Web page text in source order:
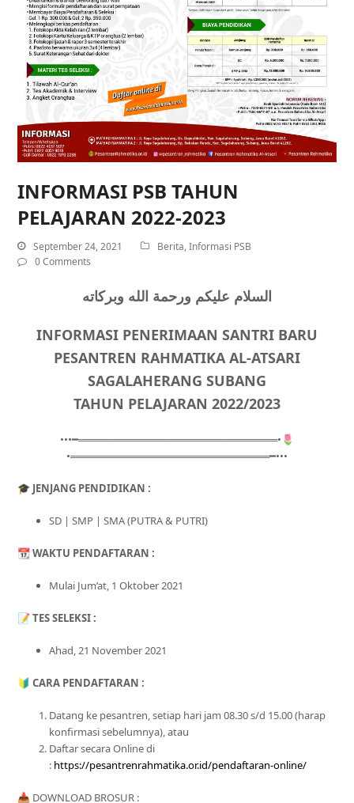
INFORMASI PSB TAHUN
PELAJARAN 2022-2023
September 24, 2021 Berita,Informasi PSB
0 Comments
السلام عليكم ورحمة الله وبركاته
INFORMASI PENERIMAAN SANTRI BARU
PESANTREN RAHMATIKA AL-ATSARI
SAGALAHERANG SUBANG
TAHUN PELAJARAN 2022/2023
•••━════════════════════════════•🌷
•════════════════════════════━•••
🎓 JENJANG PENDIDIKAN :
SD | SMP | SMA (PUTRA & PUTRI)
📆WAKTU PENDAFTARAN :
Mulai Jum’at, 1 Oktober 2021
📝TES SELEKSI :
Ahad, 21 November 2021
🔰 CARA PENDAFTARAN :
Datang ke pesantren, setiap hari jam 08.30 s/d 15.00 (harap
konfirmasi sebelumnya), atau
Daftar secara Online di
: https://pesantrenrahmatika.or.id/pendaftaran-online/
📥 DOWNLOAD BROSUR :